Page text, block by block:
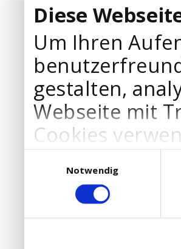
Diese
Um Ihren
gestalten,
Webseite mit
Cookies
Ihre
die
DSGVO.
Notwendig